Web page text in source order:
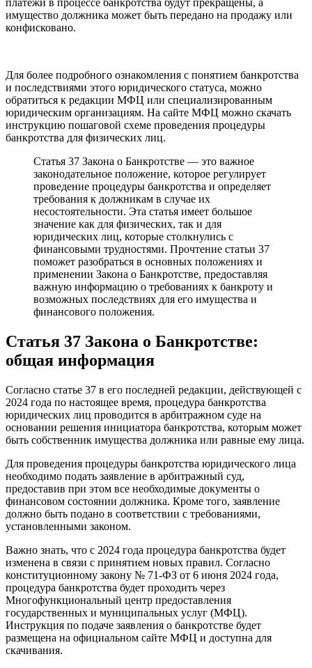
имущество должника может быть передано на продажу или
конфисковано.
Для более подробного ознакомления с понятием банкротства
и последствиями этого юридического статуса, можно
обратиться к редакции МФЦ или специализированным
юридическим организациям. На сайте МФЦ можно скачать
инструкцию пошаговой схеме проведения процедуры
банкротства для физических лиц.
Статья 37 Закона о Банкротстве — это важное
законодательное положение, которое регулирует
проведение процедуры банкротства и определяет
требования к должникам в случае их
несостоятельности. Эта статья имеет большое
значение как для физических, так и для
юридических лиц, которые столкнулись с
финансовыми трудностями. Прочтение статьи 37
поможет разобраться в основных положениях и
применении Закона о Банкротстве, предоставляя
важную информацию о требованиях к банкроту и
возможных последствиях для его имущества и
финансового положения.
Статья 37 Закона о Банкротстве:
общая информация
Согласно статье 37 в его последней редакции, действующей с
2024 года по настоящее время, процедура банкротства
юридических лиц проводится в арбитражном суде на
основании решения инициатора банкротства, которым может
быть собственник имущества должника или равные ему лица.
Для проведения процедуры банкротства юридического лица
необходимо подать заявление в арбитражный суд,
предоставив при этом все необходимые документы о
финансовом состоянии должника. Кроме того, заявление
должно быть подано в соответствии с требованиями,
установленными законом.
Важно знать, что с 2024 года процедура банкротства будет
изменена в связи с принятием новых правил. Согласно
конституционному закону № 71-ФЗ от 6 июня 2024 года,
процедура банкротства будет проходить через
Многофункциональный центр предоставления
государственных и муниципальных услуг (МФЦ).
Инструкция по подаче заявления о банкротстве будет
размещена на официальном сайте МФЦ и доступна для
скачивания.